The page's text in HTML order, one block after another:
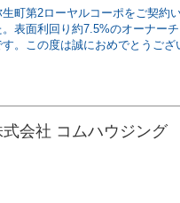
町第2ローヤルコーポをご契約
。表面利回り約7.5%のオーナー
す。この度は誠におめでとうござ
式会社 コムハウジング